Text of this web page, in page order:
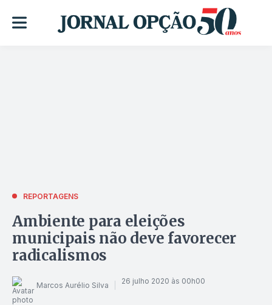
REPORTAGENS
Ambiente para eleições
municipais não deve favorecer
radicalismos
Marcos Aurélio Silva 26 julho 2020 às 00h00